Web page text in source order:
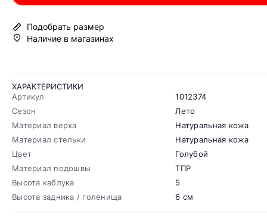
Подобрать размер
Наличие в магазинах
ХАРАКТЕРИСТИКИ
Артикул
1012374
Сезон
Лето
Материал верха
Натуральная кожа
Материал стельки
Натуральная кожа
Цвет
Голубой
Материал подошвы
ТПР
Высота каблука
5
Высота задника / голенища
6 см